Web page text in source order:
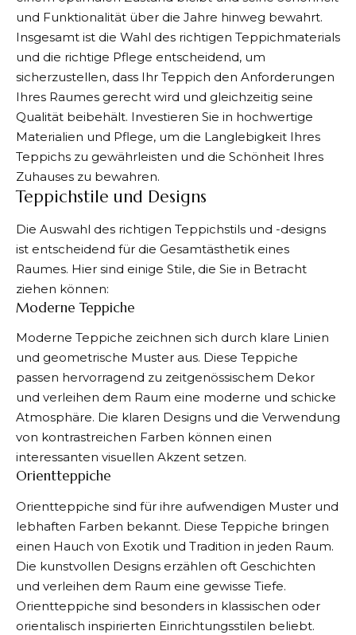
und Funktionalität über die Jahre hinweg bewahrt.
Insgesamt ist die Wahl des richtigen Teppichmaterials
und die richtige Pflege entscheidend, um
sicherzustellen, dass Ihr Teppich den Anforderungen
Ihres Raumes gerecht wird und gleichzeitig seine
Qualität beibehält. Investieren Sie in hochwertige
Materialien und Pflege, um die Langlebigkeit Ihres
Teppichs zu gewährleisten und die Schönheit Ihres
Zuhauses zu bewahren.
Teppichstile und Designs
Die Auswahl des richtigen Teppichstils und -designs
ist entscheidend für die Gesamtästhetik eines
Raumes. Hier sind einige Stile, die Sie in Betracht
ziehen können:
Moderne Teppiche
Moderne Teppiche zeichnen sich durch klare Linien
und geometrische Muster aus. Diese Teppiche
passen hervorragend zu zeitgenössischem Dekor
und verleihen dem Raum eine moderne und schicke
Atmosphäre. Die klaren Designs und die Verwendung
von kontrastreichen Farben können einen
interessanten visuellen Akzent setzen.
Orientteppiche
Orientteppiche sind für ihre aufwendigen Muster und
lebhaften Farben bekannt. Diese Teppiche bringen
einen Hauch von Exotik und Tradition in jeden Raum.
Die kunstvollen Designs erzählen oft Geschichten
und verleihen dem Raum eine gewisse Tiefe.
Orientteppiche sind besonders in klassischen oder
orientalisch inspirierten Einrichtungsstilen beliebt.